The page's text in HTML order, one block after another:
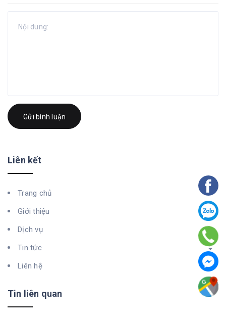
Gửi bình luận
Liên kết
Trang chủ
Giới thiệu
Dịch vụ
Tin tức
Liên hệ
Tin liên quan